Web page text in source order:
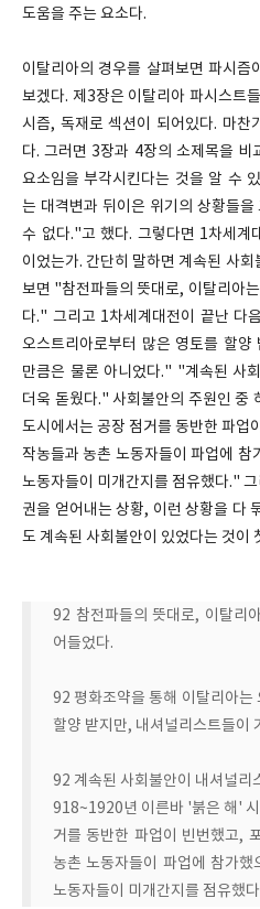
도움을 주는 요소다.
이탈리아의 경우를 살펴보면 파시
보겠다. 제3장은 이탈리아 파시스트
시즘, 독재로 섹션이 되어있다. 마찬
다. 그러면 3장과 4장의 소제목을 비
요소임을 부각시킨다는 것을 알 수
는 대격변과 뒤이은 위기의 상황들
수 없다."고 했다. 그렇다면 1차세계
이었는가. 간단히 말하면 계속된 사
보면 "참전파들의 뜻대로, 이탈리아
다." 그리고 1차세계대전이 끝난 다
오스트리아로부터 많은 영토를 할양
만큼은 물론 아니었다." "계속된 사
더욱 돋웠다." 사회불안의 주원인 중
도시에서는 공장 점거를 동반한 파업
작농들과 농촌 노동자들이 파업에 참
노동자들이 미개간지를 점유했다."
권을 얻어내는 상황, 이런 상황을 다
도 계속된 사회불안이 있었다는 것이
92 참전파들의 뜻대로, 이탈리
어들었다.
92 평화조약을 통해 이탈리아는
할양 받지만, 내셔널리스트들이
92 계속된 사회불안이 내셔널리
918~1920년 이른바 '붉은 해'
거를 동반한 파업이 빈번했고,
농촌 노동자들이 파업에 참가
노동자들이 미개간지를 점유했